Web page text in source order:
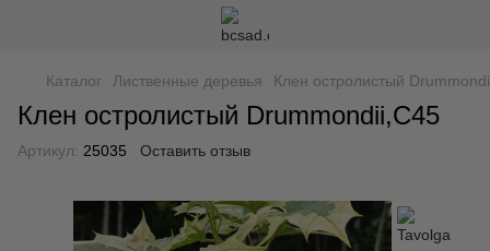
Каталог Лиственные деревья Клен остролистый
Клен остролистый Drummondii,С45
Артикул: 25035 Оставить отзыв